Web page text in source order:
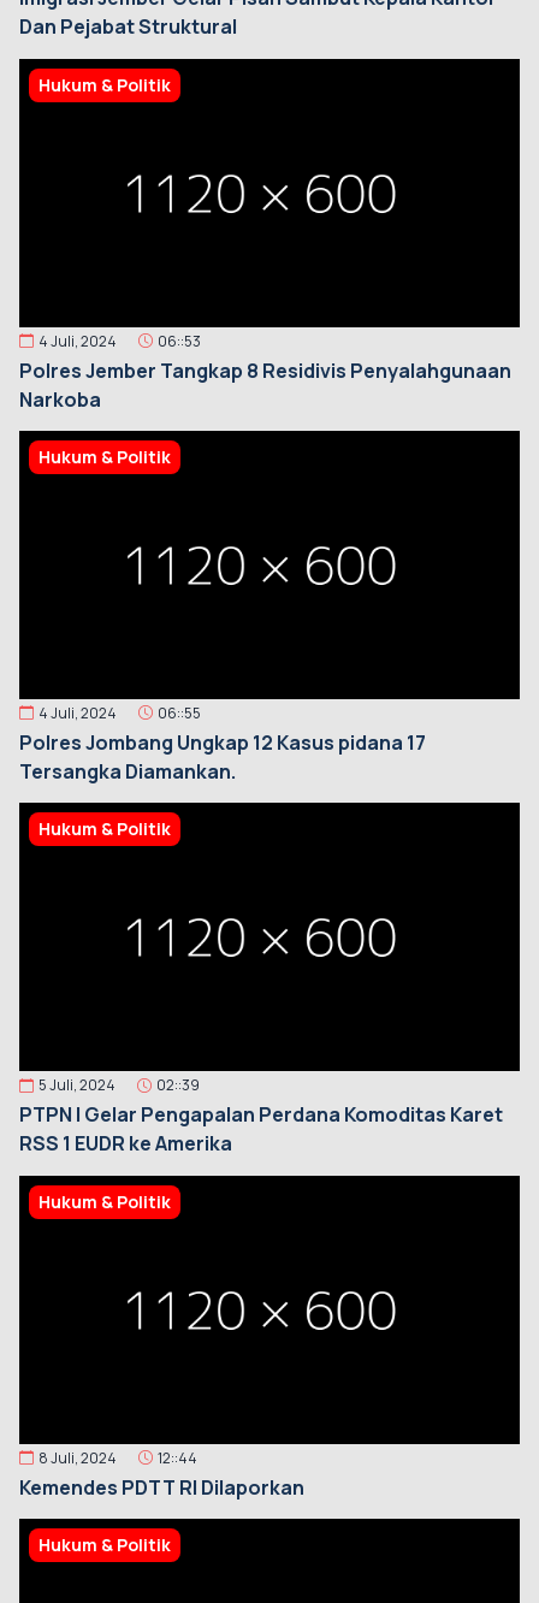
Dan Pejabat Struktural
Hukum & Politik
4 Juli, 2024 06::53
Polres Jember Tangkap 8 Residivis Penyalahgunaan
Narkoba
Hukum & Politik
4 Juli, 2024 06::55
Polres Jombang Ungkap 12 Kasus pidana 17
Tersangka Diamankan.
Hukum & Politik
5 Juli, 2024 02::39
PTPN I Gelar Pengapalan Perdana Komoditas Karet
RSS 1 EUDR ke Amerika
Hukum & Politik
8 Juli, 2024 12::44
Kemendes PDTT RI Dilaporkan
Hukum & Politik